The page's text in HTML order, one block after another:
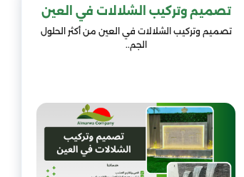
تصميم وتركيب الشلالات في العين
تصميم وتركيب الشلالات في العين من أكثر الحلول
الجم..